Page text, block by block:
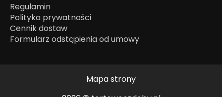
Regulamin
Polityka prywatności
Cennik dostaw
Formularz odstąpienia od umowy
Mapa strony